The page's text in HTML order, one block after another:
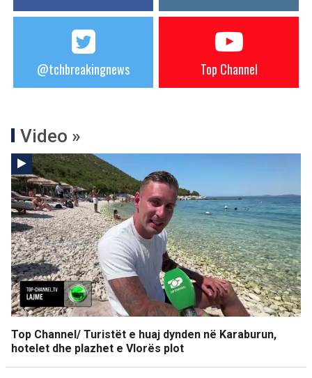
@tchbreakingnews Top Channel
Video »
Top Channel/ Turistët e huaj dynden në Karaburun,
hotelet dhe plazhet e Vlorës plot